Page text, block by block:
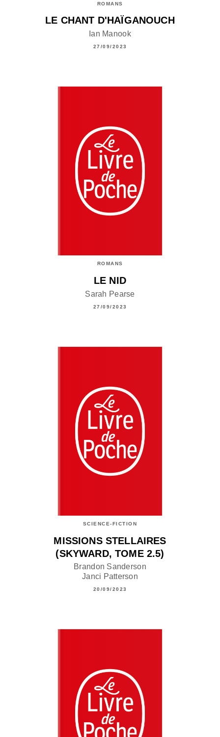
ROMANS
LE CHANT D'HAÏGANOUCH
Ian Manook
27/09/2023
ROMANS
LE NID
Sarah Pearse
27/09/2023
SCIENCE-FICTION
MISSIONS STELLAIRES
(SKYWARD, TOME 2.5)
Brandon Sanderson
Janci Patterson
20/09/2023